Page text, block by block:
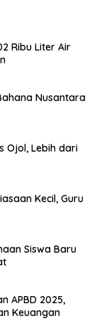
Ribu Liter Air
Nusantara
Ojol, Lebih dari
Kecil, Guru
Siswa Baru
APBD 2025,
Keuangan